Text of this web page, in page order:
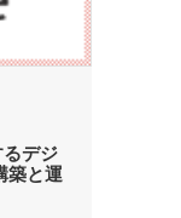
デジ
築と運